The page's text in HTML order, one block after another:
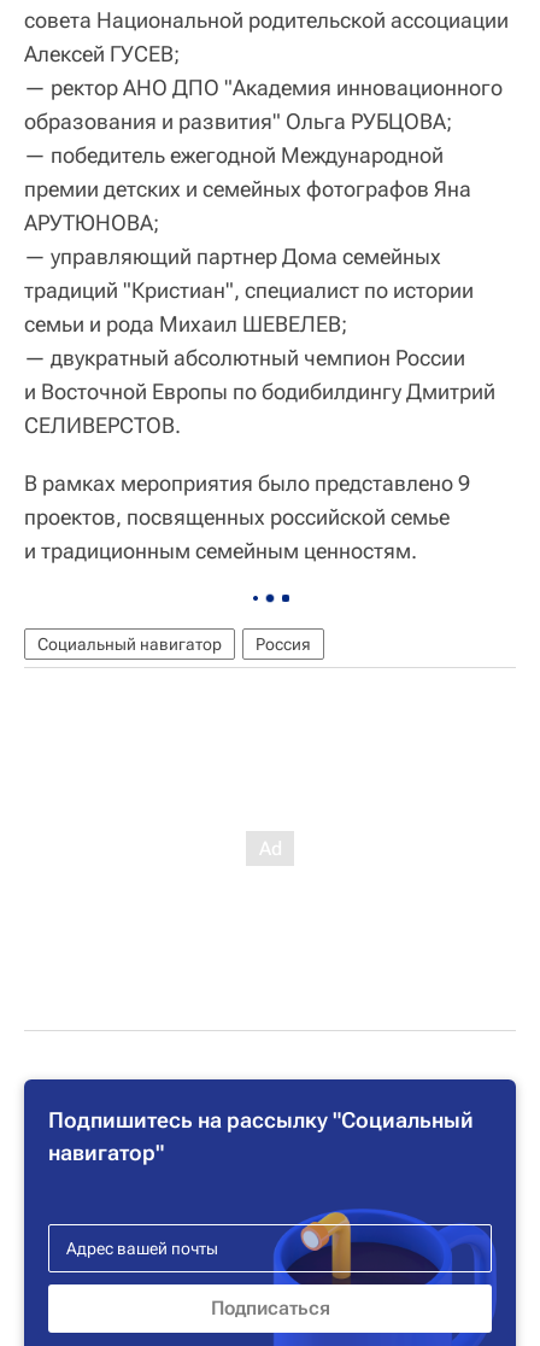
совета Национальной родительской ассоциации
Алексей ГУСЕВ;
— ректор АНО ДПО "Академия инновационного
образования и развития" Ольга РУБЦОВА;
— победитель ежегодной Международной
премии детских и семейных фотографов Яна
АРУТЮНОВА;
— управляющий партнер Дома семейных
традиций "Кристиан", специалист по истории
семьи и рода Михаил ШЕВЕЛЕВ;
— двукратный абсолютный чемпион России
и Восточной Европы по бодибилдингу Дмитрий
СЕЛИВЕРСТОВ.
В рамках мероприятия было представлено 9
проектов, посвященных российской семье
и традиционным семейным ценностям.
Социальный навигатор Россия
Подпишитесь на рассылку "Социальный
навигатор"